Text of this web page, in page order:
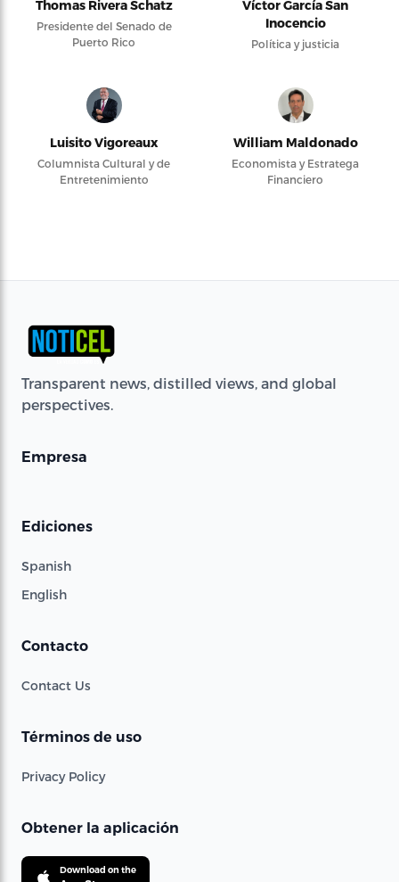
Thomas Rivera Schatz
Presidente del Senado de
Puerto Rico
Víctor García San
Inocencio
Política y justicia
Luisito Vigoreaux
Columnista Cultural y de
Entretenimiento
William Maldonado
Economista y Estratega
Financiero
Transparent news, distilled views, and global
perspectives.
Empresa
Ediciones
Spanish
English
Contacto
Contact Us
Términos de uso
Privacy Policy
Obtener la aplicación
Download on the